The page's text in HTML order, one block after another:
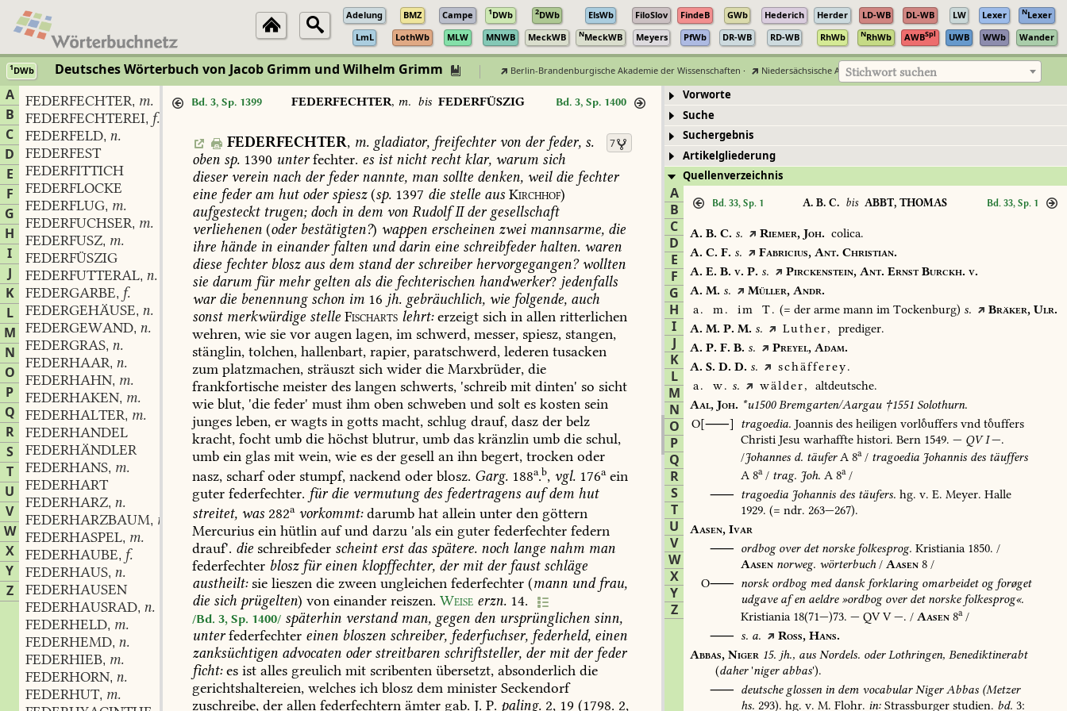
Adelung BMZ Campe 1DWb 2DWb ElsWb FiloSlov FindeB GWb Hederich Herder LD-WB DL-WB LW Lexer NLexer
LmL
LothWb MLW MNWB MeckWB NMeckWB Meyers PfWb DR-WB RD-WB RhWb NRhWb AWBSpl UWB WWb Wander
1DWb Deutsches Wörterbuch von Jacob Grimm und Wilhelm Grimm Berlin-Brandenburgische Akademie der Wissenschaften · Niedersächsische Akademie der Wissenschaften zu Göttingen
Stichwort suchen
A
B
C
D
E
F
G
H
I
J
K
L
M
N
O
P
Q
R
S
T
U
V
W
X
Y
Z
FEDERFECHTER, m.
FEDERFECHTEREI, f.
FEDERFELD, n.
FEDERFEST
FEDERFITTICH
FEDERFLOCKE
FEDERFLUG, m.
FEDERFUCHSER, m.
FEDERFUSZ, m.
FEDERFÜSZIG
FEDERFUTTERAL, n.
FEDERGARBE, f.
FEDERGEHÄUSE, n.
FEDERGEWAND, n.
FEDERGRAS, n.
FEDERHAAR, n.
FEDERHAHN, m.
FEDERHAKEN, m.
FEDERHALTER, m.
FEDERHANDEL
FEDERHÄNDLER
FEDERHANS, m.
FEDERHART
FEDERHARZ, n.
FEDERHARZBAUM, m.
FEDERHASPEL, m.
FEDERHAUBE, f.
FEDERHAUS, n.
FEDERHAUSEN
FEDERHAUSRAD, n.
FEDERHELD, m.
FEDERHEMD, n.
FEDERHIEB, m.
FEDERHORN, n.
FEDERHUT, m.
Bd. 3, Sp. 1399 FEDERFECHTER, m. bis FEDERFÜSZIG Bd. 3, Sp. 1400
7
FEDERFECHTER, m. gladiator,freifechtervonderfeder,s.
oben sp. 1390 unterfechter. es istnichtrechtklar, warum sich
dieserverein nach derfedernannte, man sollte denken, weildie fechter
eine federam hutoderspiesz(sp. 1397 die stelle aus Kirchhof)
aufgesteckttrugen;doch in dem von RudolfIIdergesellschaft
verliehenen (oderbestätigten?) wappen erscheinen zweimannsarme, die
ihre hände in einanderfalten unddarin eine schreibfederhalten. waren
diese fechterbloszaus dem standderschreiberhervorgegangen?wollten
sie darum fürmehrgelten als die fechterischen handwerker? jedenfalls
wardie benennungschon im 16 jh. gebräuchlich, wie folgende, auch
sonstmerkwürdige stelle Fischarts lehrt:erzeigt sich in allen ritterlichen
wehren, wie sie vor augen lagen, im schwerd, messer, spiesz, stangen,
stänglin, tolchen, hallenbart, rapier, paratschwerd, lederen tusacken
zum platzmachen, sträuszt sich wider die Marxbrüder, die
frankfortische meister des langen schwerts, 'schreib mit dinten' so sicht
wie blut, 'die feder' must ihm oben schweben und solt es kosten sein
junges leben, er wagts in gotts macht, schlug drauf, dasz der belz
kracht, focht umb die höchst blutrur, umb das kränzlin umb die schul,
umb ein glas mit wein, wie es der gesell an ihn begert, trocken oder
nasz, scharfoder stumpf, nackend oder blosz. Garg. 188a.b, vgl. 176aein
guter federfechter. fürdie vermutungdes federtragens aufdem hut
streitet, was 282a vorkommt:darumb hat allein unter den göttern
Mercurius ein hütlin aufund darzu 'als ein guter federfechter federn
drauf'. die schreibfeder scheinterstdas spätere. noch lange nahm man
federfechter bloszfüreinen klopffechter, dermitderfaustschläge
austheilt:sie lieszen die zween ungleichen federfechter (mann undfrau,
die sich prügelten) von einander reiszen. Weise erzn. 14.
/Bd. 3, Sp. 1400/ späterhin verstandman, gegen den ursprünglichen sinn,
unterfederfechter einen bloszen schreiber, federfuchser, federheld, einen
zanksüchtigen advocaten oderstreitbaren schriftsteller, dermitderfeder
ficht:es ist alles greulich mit scribenten übersetzt, absonderlich die
gerichtshaltereien, welches ich blosz dem minister Seckendorf
zuschreibe, der allen federfechtern ämter gab. J. P. paling. 2, 19 (1798. 2,
Vorworte
Suche
Suchergebnis
Artikelgliederung
Quellenverzeichnis
A
B
C
D
E
F
G
H
I
J
K
L
M
N
O
P
Q
R
S
T
U
V
W
X
Y
Z
Bd. 33, Sp. 1 A. B. C. bis ABBT, THOMAS Bd. 33, Sp. 1
A. B. C. s. Riemer, Joh. colica.
A. C. F. s. Fabricius, Ant. Christian.
A. E. B. v. P. s. Pirckenstein, Ant. ErnstBurckh. v.
A. M. s. Müller, Andr.
a.
m. im T. (= der arme mann im Tockenburg) s. Bräker, Ulr.
A. M. P. M. s. Luther,
prediger.
A. P. F. B. s. Preyel, Adam.
A. S. D. D. s.
schäfferey.
a.
w. s. wälder,
altdeutsche.
Aal, Joh. *u1500Bremgarten/Aargau†1551 Solothurn.
O[⸺]
tragoedia. Joannis des heiligen vorluffers vnd tuffers
Christi Jesu warhaffte histori. Bern 1549. — QVI—.
/Johannes d. täuferA 8a/ tragoedia Johannis des täuffers
A 8a/ trag. Joh. A 8a/
⸺ tragoedia Johannis des täufers. hg. v. E. Meyer. Halle
1929. (= ndr. 263—267).
Aasen, Ivar
⸺ ordbogoverdetnorskefolkesprog. Kristiania 1850. /
Aasen norweg. wörterbuch/ Aasen 8 /
O⸺ norskordbogmeddanskforklaringomarbeidetogforøget
udgaveafenaeldre»ordbogoverdetnorskefolkesprog«.
Kristiania 18(71—)73. — QVV—. / Aasen 8a/
⸺ s. a. Ross, Hans.
Abbas, Niger 15. jh., aus Nordels. oderLothringen, Benediktinerabt
(daher'nigerabbas').
⸺ deutscheglossenindem vocabularNigerAbbas (Metzer
hs. 293). hg. v. M. Flohr. in: Strassburger studien. bd. 3: